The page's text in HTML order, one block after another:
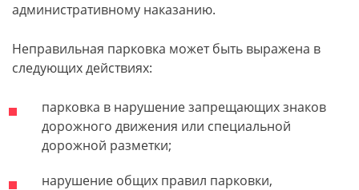
административному наказанию.
Неправильная парковка может быть выражена в
следующих действиях:
парковка в нарушение запрещающих знаков
дорожного движения или специальной
дорожной разметки;
нарушение общих правил парковки,